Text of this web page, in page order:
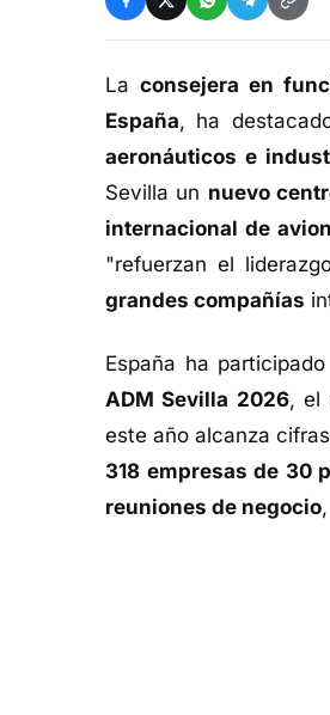
La consejera en
España, ha
aeronáuticos e
Sevilla un nuevo
internacional de
"refuerzan el
grandes compañías
España ha
ADM Sevilla 2026, el
este año alcanza
318 empresas de 30
reuniones de negocio